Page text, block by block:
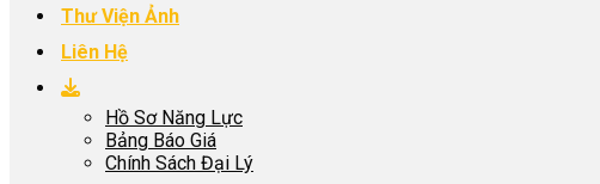
Thư Viện Ảnh
Liên Hệ
Hồ Sơ Năng Lực
Bảng Báo Giá
Chính Sách Đại Lý